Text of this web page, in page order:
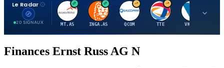
Le Radar
20 SIGNAUX
A
MT.AS
I
INGA.AS
Q
QCOM
T
TTE VK.PA
Finances Ernst Russ AG N